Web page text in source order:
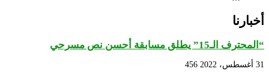
أخبارنا
“المحترف الـ15” يطلق مسابقة أحسن نص مسرحي
31 أغسطس، 2022 456